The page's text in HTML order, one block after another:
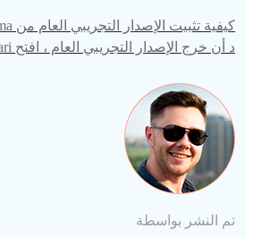
MacOS Sonoma.
تم النشر بواسطة